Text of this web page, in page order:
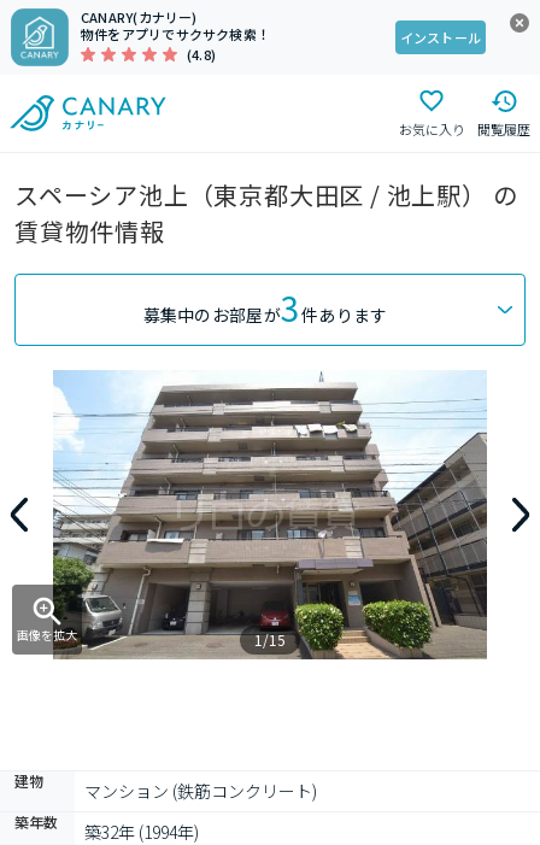
CANARY(カナリー)
物件をアプリでサクサク検索！
(4.8)
インストール
お気に入り 閲覧履歴
スペーシア池上（東京都大田区 / 池上駅） の
賃貸物件情報
募集中のお部屋が3件あります
画像を拡大 1/15
建物 マンション (鉄筋コンクリート)
築年数 築32年 (1994年)